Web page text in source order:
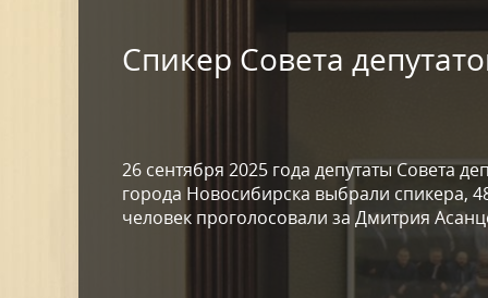
Отчет о работе
Комиссия по вопросам
Спикер Совета
26 сентября 2025 года депутаты Совета
города Новосибирска выбрали спикера,
человек проголосовали за Дмитрия